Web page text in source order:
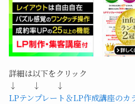
詳細は以下をクリック
↓ ↓ ↓
LPテンプレート＆LP作成講座のカ